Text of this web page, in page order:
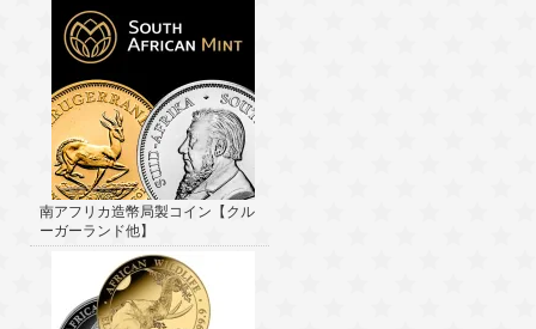
南アフリカ造幣局製コイン【クル
ーガーランド他】